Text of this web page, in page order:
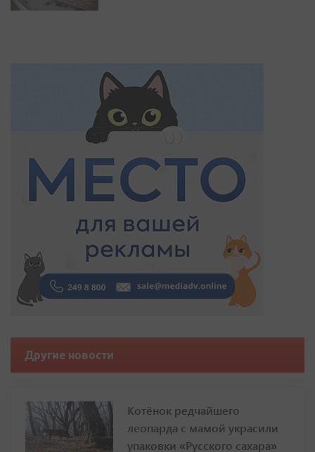
Другие новости
Котёнок редчайшего
леопарда с мамой украсили
упаковки «Русского сахара»